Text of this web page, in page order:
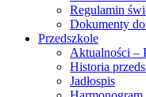
Regulamin
Dokumenty
Przedszkole
Aktualności –
Historia
Jadłospis